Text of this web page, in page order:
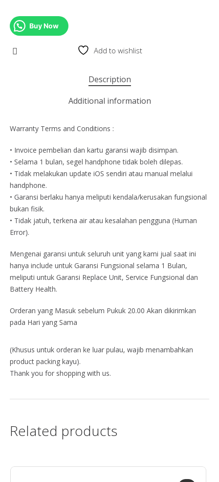
Buy Now
Add to wishlist
Description
Additional information
Warranty Terms and Conditions :
• Invoice pembelian dan kartu garansi wajib disimpan.
• Selama 1 bulan, segel handphone tidak boleh dilepas.
• Tidak melakukan update iOS sendiri atau manual melalui
handphone.
• Garansi berlaku hanya meliputi kendala/kerusakan fungsional
bukan fisik.
• Tidak jatuh, terkena air atau kesalahan pengguna (Human
Error).
Mengenai garansi untuk seluruh unit yang kami jual saat ini
hanya include untuk Garansi Fungsional selama 1 Bulan,
meliputi untuk Garansi Replace Unit, Service Fungsional dan
Battery Health.
Orderan yang Masuk sebelum Pukuk 20.00 Akan dikirimkan
pada Hari yang Sama
(Khusus untuk orderan ke luar pulau, wajib menambahkan
product packing kayu).
Thank you for shopping with us.
Related products